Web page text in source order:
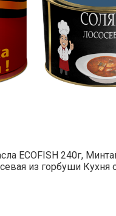
ECOFISH 240г,
из горбуши Кухня